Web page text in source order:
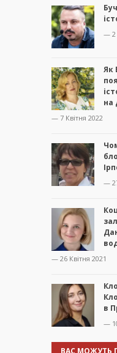
— 2
Як
на
— 7 Квітня 2022
—
— 26 Квітня 2021
в
—